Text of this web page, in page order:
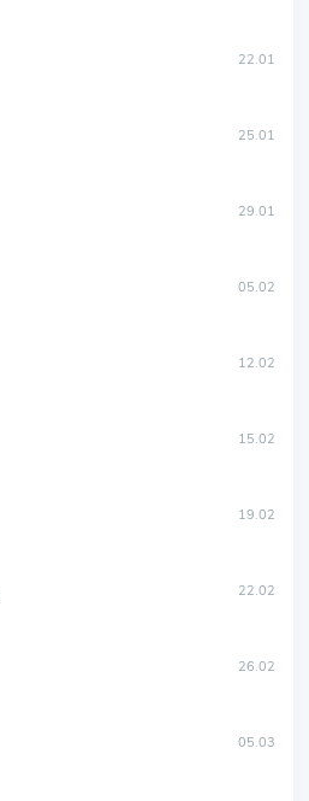
22.01
25.01
29.01
05.02
12.02
15.02
19.02
22.02
26.02
05.03